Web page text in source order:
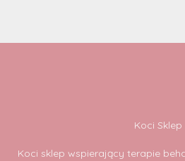
Koci Sklep
Koci sklep wspierający terapie